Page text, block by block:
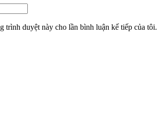
trình duyệt này cho lần bình luận kế tiếp của tôi.